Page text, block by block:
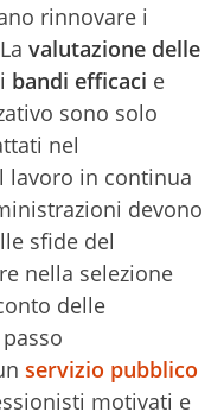
rinnovare i
valutazione delle
bandi efficaci e
sono solo
nel
lavoro in continua
devono
sfide del
nella selezione
delle
servizio pubblico
motivati e